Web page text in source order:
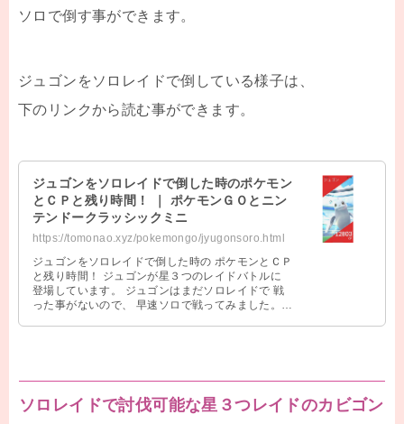
ソロで倒す事ができます。
ジュゴンをソロレイドで倒している様子は、
下のリンクから読む事ができます。
ジュゴンをソロレイドで倒した時のポケモン
とＣＰと残り時間！ ｜ ポケモンＧＯとニン
テンドークラッシックミニ
https://tomonao.xyz/pokemongo/jyugonsoro.html
ジュゴンをソロレイドで倒した時の ポケモンとＣＰ
と残り時間！ ジュゴンが星３つのレイドバトルに
登場しています。 ジュゴンはまだソロレイドで 戦
った事がないので、 早速ソロで戦ってみました。
ソロレイドで討伐可能な星３つレイドのカビゴン